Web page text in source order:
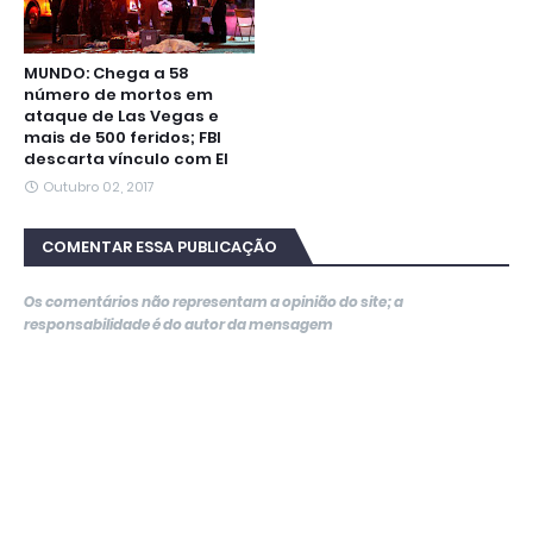
MUNDO: Chega a 58
número de mortos em
ataque de Las Vegas e
mais de 500 feridos; FBI
descarta vínculo com EI
Outubro 02, 2017
COMENTAR ESSA PUBLICAÇÃO
Os comentários não representam a opinião do site; a
responsabilidade é do autor da mensagem